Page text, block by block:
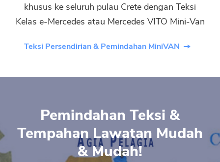
khusus ke seluruh pulau Crete dengan Teksi
Kelas e-Mercedes atau Mercedes VITO Mini-Van
Teksi Persendirian & Pemindahan MiniVAN
Pemindahan Teksi &
Tempahan Lawatan Mudah
& Mudah!